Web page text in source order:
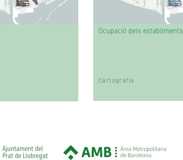
Ocupació dels establiments
Cartografia